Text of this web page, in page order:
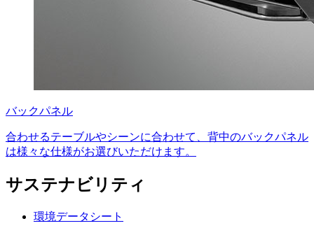
バックパネル
合わせるテーブルやシーンに合わせて、背中のバックパネル
は様々な仕様がお選びいただけます。
サステナビリティ
環境データシート